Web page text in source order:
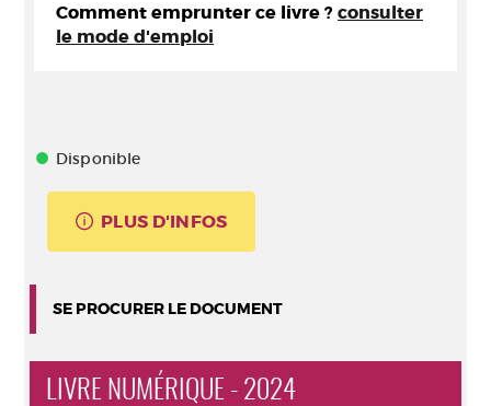
Comment emprunter ce livre ? consulter
le mode d'emploi
Disponible
PLUS D'INFOS
SE PROCURER LE DOCUMENT
LIVRE NUMÉRIQUE - 2024